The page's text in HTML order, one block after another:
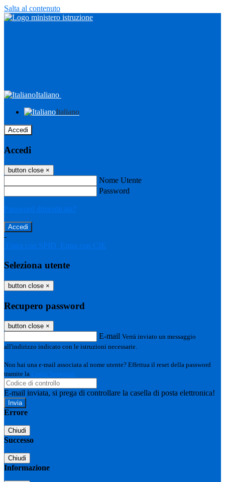
Salta al contenuto
Italiano
Italiano
Accedi
Accedi
button close ×
Nome Utente
Password
Password dimenticata?
-
Entra con SPID
Entra con CIE
Seleziona utente
button close ×
Recupero password
button close ×
E-mail Verrà inviato un messaggio
all'indirizzo indicato con le istruzioni necessarie.
Non hai una e-mail associata al nome utente? Effettua il reset della password
tramite la Login Spaggiari
E-mail inviata, si prega di controllare la casella di posta elettronica!
Errore
Chiudi
Successo
Chiudi
Informazione